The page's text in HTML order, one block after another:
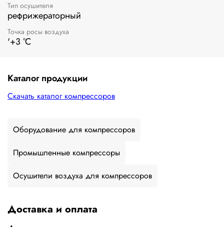
Тип осушителя
рефрижераторный
Точка росы воздуха
'+3 °C
Каталог продукции
Скачать каталог компрессоров
Оборудование для компрессоров
Промышленные компрессоры
Осушители воздуха для компрессоров
Доставка и оплата